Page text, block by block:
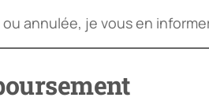
annulée, je vous en